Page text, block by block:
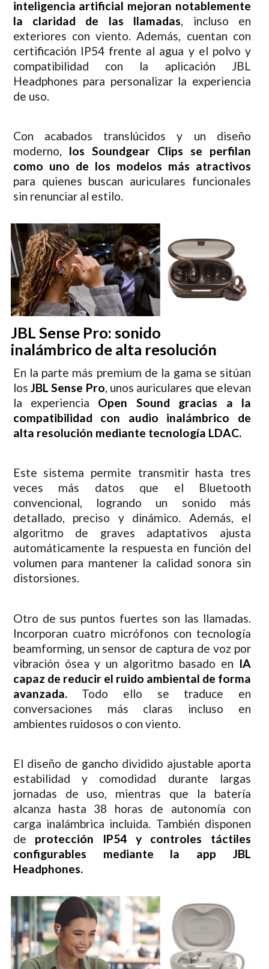
inteligencia artificial mejoran notablemente
la claridad de las llamadas, incluso en
exteriores con viento. Además, cuentan con
certificación IP54 frente al agua y el polvo y
compatibilidad con la aplicación JBL
Headphones para personalizar la experiencia
de uso.
Con acabados translúcidos y un diseño
moderno, los Soundgear Clips se perfilan
como uno de los modelos más atractivos
para quienes buscan auriculares funcionales
sin renunciar al estilo.
JBL Sense Pro: sonido
inalámbrico de alta resolución
En la parte más premium de la gama se sitúan
los JBL Sense Pro, unos auriculares que elevan
la experiencia Open Sound gracias a la
compatibilidad con audio inalámbrico de
alta resolución mediante tecnología LDAC.
Este sistema permite transmitir hasta tres
veces más datos que el Bluetooth
convencional, logrando un sonido más
detallado, preciso y dinámico. Además, el
algoritmo de graves adaptativos ajusta
automáticamente la respuesta en función del
volumen para mantener la calidad sonora sin
distorsiones.
Otro de sus puntos fuertes son las llamadas.
Incorporan cuatro micrófonos con tecnología
beamforming, un sensor de captura de voz por
vibración ósea y un algoritmo basado en IA
capaz de reducir el ruido ambiental de forma
avanzada. Todo ello se traduce en
conversaciones más claras incluso en
ambientes ruidosos o con viento.
El diseño de gancho dividido ajustable aporta
estabilidad y comodidad durante largas
jornadas de uso, mientras que la batería
alcanza hasta 38 horas de autonomía con
carga inalámbrica incluida. También disponen
de protección IP54 y controles táctiles
configurables mediante la app JBL
Headphones.